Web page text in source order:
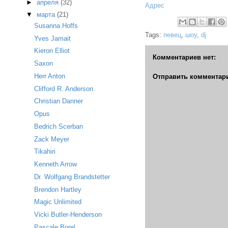
Адрес
Tags: певец, шоу, dj
Комментариев нет:
Отправить
► апреля (32)
▼ марта (21)
Susanna Hoffs
Yves Jamait
Kieron Elliot
Saxon
Herr Anton
Clifford R. Anderson
Christian Danner
Opus
Bedrich Scerban
Zack Meyer
Tikahiri
Kenneth Arrow
Dr. Wolfgang Brandstetter
Brendon Hartley
Magic Unlimited
Vicki Butler-Henderson